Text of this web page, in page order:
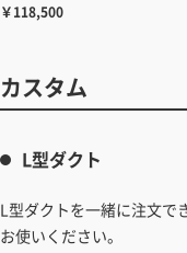
￥118,500
カスタム
L型ダクト
L型ダクトを一緒に注文で
お使いください。